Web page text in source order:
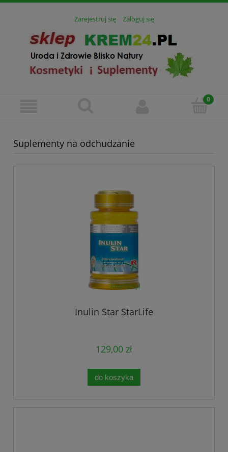
Zarejestruj się Zaloguj się
Suplementy na odchudzanie
Inulin Star StarLife
129,00 zł
do koszyka